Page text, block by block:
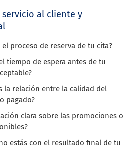
servicio al cliente y
proceso de reserva de tu cita?
tiempo de espera antes de tu
la relación entre la calidad del
pagado?
clara sobre las promociones o
estás con el resultado final de tu